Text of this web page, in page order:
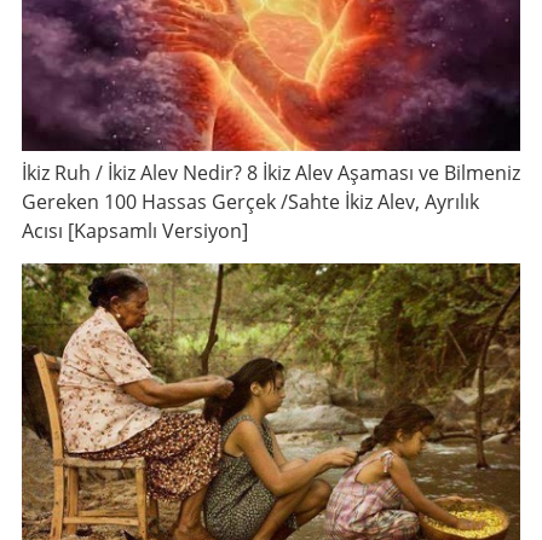
İkiz Ruh / İkiz Alev Nedir? 8 İkiz Alev Aşaması ve Bilmeniz
Gereken 100 Hassas Gerçek /Sahte İkiz Alev, Ayrılık
Acısı [Kapsamlı Versiyon]